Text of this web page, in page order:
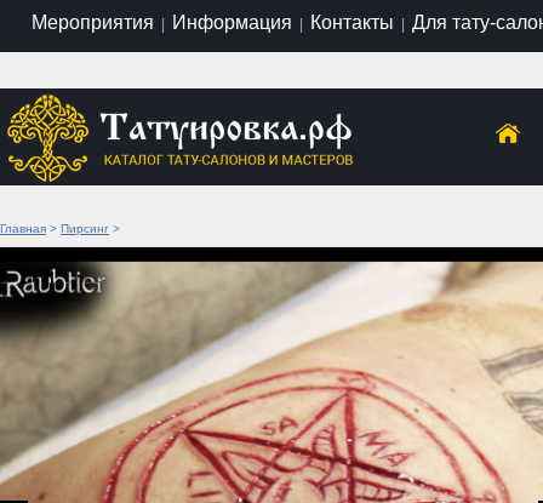
Мероприятия | Информация | Контакты | Для тату-
Главная > Пирсинг >